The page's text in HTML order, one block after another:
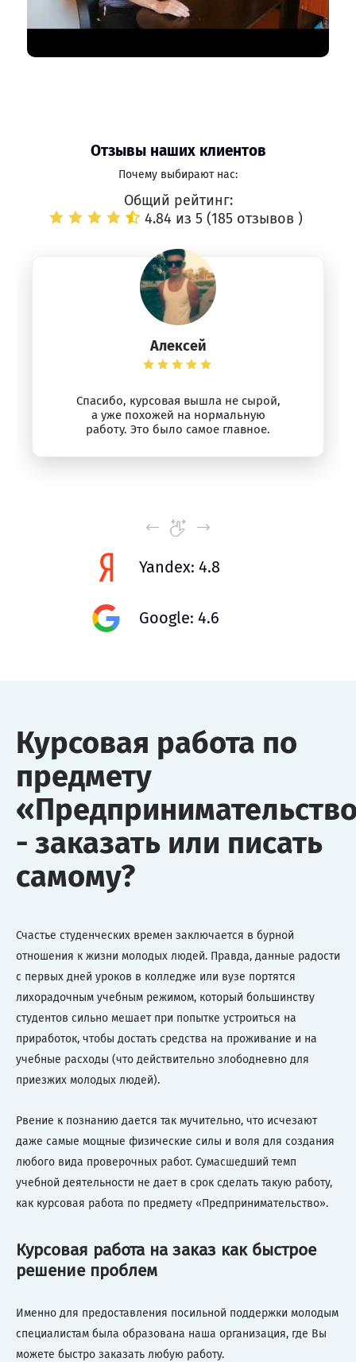
Отзывы наших клиентов
Почему выбирают нас:
Общий рейтинг:
4.84 из 5 (185 отзывов )
Алексей
Спасибо, курсовая вышла не сырой,
а уже похожей на нормальную
работу. Это было самое главное.
Yandex: 4.8
Google: 4.6
Курсовая работа по
предмету
- заказать или писать
самому?
Счастье студенческих времен заключается в бурной
отношения к жизни молодых людей. Правда, данные радости
с первых дней уроков в колледже или вузе портятся
лихорадочным учебным режимом, который большинству
студентов сильно мешает при попытке устроиться на
приработок, чтобы достать средства на проживание и на
учебные расходы (что действительно злободневно для
приезжих молодых людей).
Рвение к познанию дается так мучительно, что исчезают
даже самые мощные физические силы и воля для создания
любого вида проверочных работ. Сумасшедший темп
учебной деятельности не дает в срок сделать такую работу,
как курсовая работа по предмету «Предпринимательство».
Курсовая работа на заказ как быстрое
решение проблем
Именно для предоставления посильной поддержки молодым
специалистам была образована наша организация, где Вы
можете быстро заказать любую работу.